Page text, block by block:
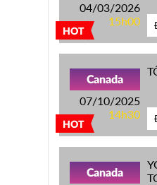
HOT
04/03/2026
15h00
HOT
Canada
07/10/2025
14h30
Canada